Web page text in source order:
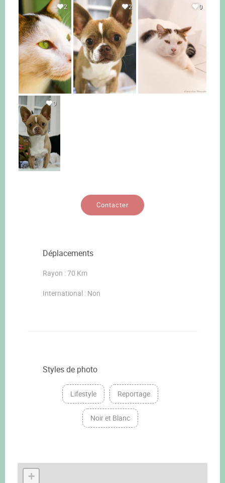
2 2 0
0
Contacter
Déplacements
Rayon : 70 Km
International : Non
Styles de photo
Lifestyle Reportage
Noir et Blanc
+